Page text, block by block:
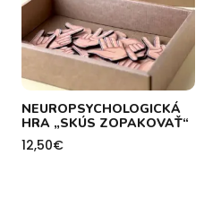
NEUROPSYCHOLOGICKÁ
HRA „SKÚS ZOPAKOVAŤ“
12,50€